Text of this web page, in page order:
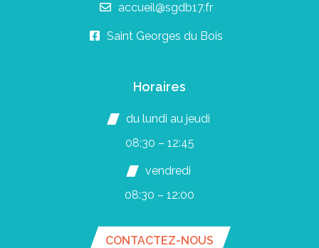
accueil@sgdb17.fr
Saint Georges du Bois
Horaires
du lundi au jeudi
08:30 – 12:45
vendredi
08:30 – 12:00
CONTACTEZ-NOUS